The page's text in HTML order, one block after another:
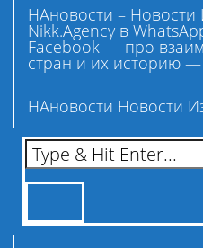
НАновости –
Nikk.Agency в
Facebook — про
стран и их историю —
НАновости Новости